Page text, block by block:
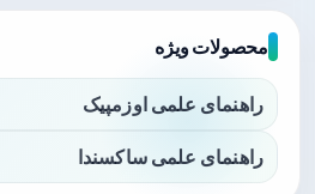
محصولات ویژه
راهنمای علمی اوزمپیک
راهنمای علمی ساکسندا